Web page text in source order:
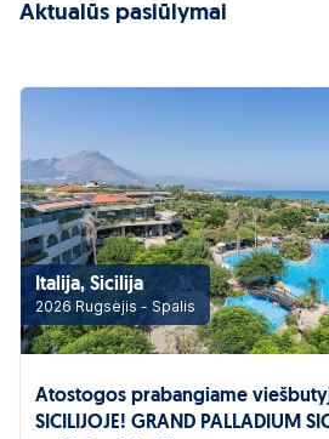
Aktualūs pasiūlymai
Italija, Sicilija
2026 Rugsėjis - Spalis
Atostogos prabangiame
SICILIJOJE! GRAND PALLADIUM